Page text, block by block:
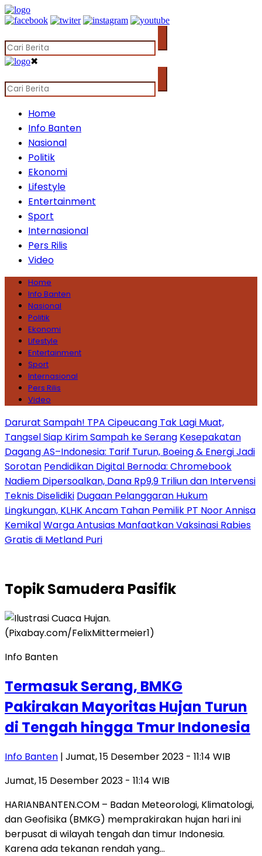
✖
Home
Info Banten
Nasional
Politik
Ekonomi
Lifestyle
Entertainment
Sport
Internasional
Pers Rilis
Video
Home
Info Banten
Nasional
Politik
Ekonomi
Lifestyle
Entertainment
Sport
Internasional
Pers Rilis
Video
Darurat Sampah! TPA Cipeucang Tak Lagi Muat,
Tangsel Siap Kirim Sampah ke Serang Kesepakatan
Dagang AS–Indonesia: Tarif Turun, Boeing & Energi Jadi
Sorotan Pendidikan Digital Bernoda: Chromebook
Nadiem Dipersoalkan, Dana Rp9,9 Triliun dan Intervensi
Teknis Diselidiki Dugaan Pelanggaran Hukum
Lingkungan, KLHK Ancam Tahan Pemilik PT Noor Annisa
KemikalWarga Antusias Manfaatkan Vaksinasi Rabies
Gratis di Metland Puri
TopikSamudera Pasifik
Info Banten
Termasuk Serang, BMKG
Pakirakan Mayoritas Hujan Turun
di Tengah hingga Tmur Indonesia
Info Banten | Jumat, 15 Desember 2023 - 11:14 WIB
Jumat, 15 Desember 2023 - 11:14 WIB
HARIANBANTEN.COM – Badan Meteorologi, Klimatologi,
dan Geofisika (BMKG) memprakirakan hujan hari ini
berpusat di wilayah tengah dan timur Indonesia.
Karena ada tekanan rendah yang…